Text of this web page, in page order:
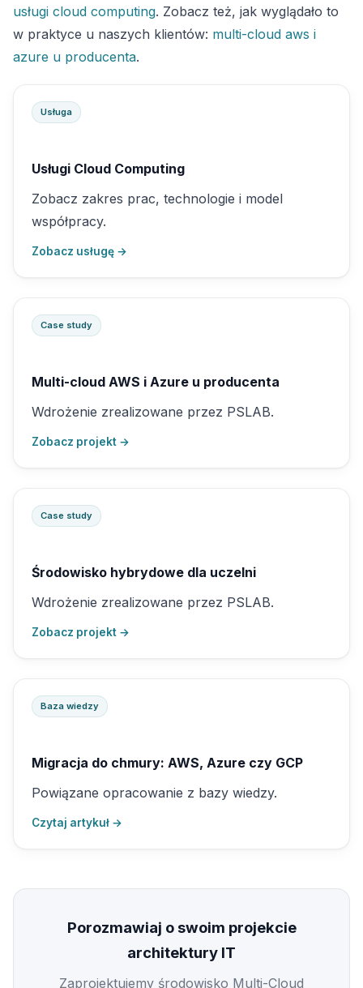
usługi cloud computing. Zobacz też, jak wyglądało to
w praktyce u naszych klientów: multi-cloud aws i
azure u producenta.
Usługa
Usługi Cloud Computing
Zobacz zakres prac, technologie i model
współpracy.
Zobacz usługę →
Case study
Multi-cloud AWS i Azure u producenta
Wdrożenie zrealizowane przez PSLAB.
Zobacz projekt →
Case study
Środowisko hybrydowe dla uczelni
Wdrożenie zrealizowane przez PSLAB.
Zobacz projekt →
Baza wiedzy
Migracja do chmury: AWS, Azure czy GCP
Powiązane opracowanie z bazy wiedzy.
Czytaj artykuł →
Porozmawiaj o swoim projekcie
architektury IT
Zaprojektujemy środowisko Multi-Cloud